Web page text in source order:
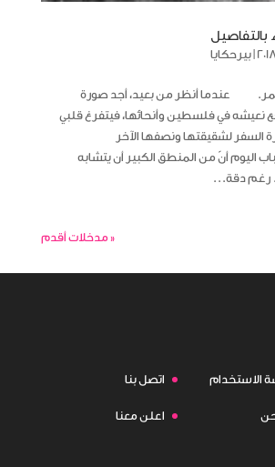
بالتفاصيل
بيرحكايا
عندما أنظر من بعيد، أجد صورة
نعيشه في فلسطين وأنحائها، فيتفرغ قلبي
السفر لشقيقتها ونصفها الآخر
اليوم أنّ من المنطق الكبير أن يتشابه
رغم دقة...
« مدخلات أقدم
الاستخدام اتصل بنا
اعلن معنا